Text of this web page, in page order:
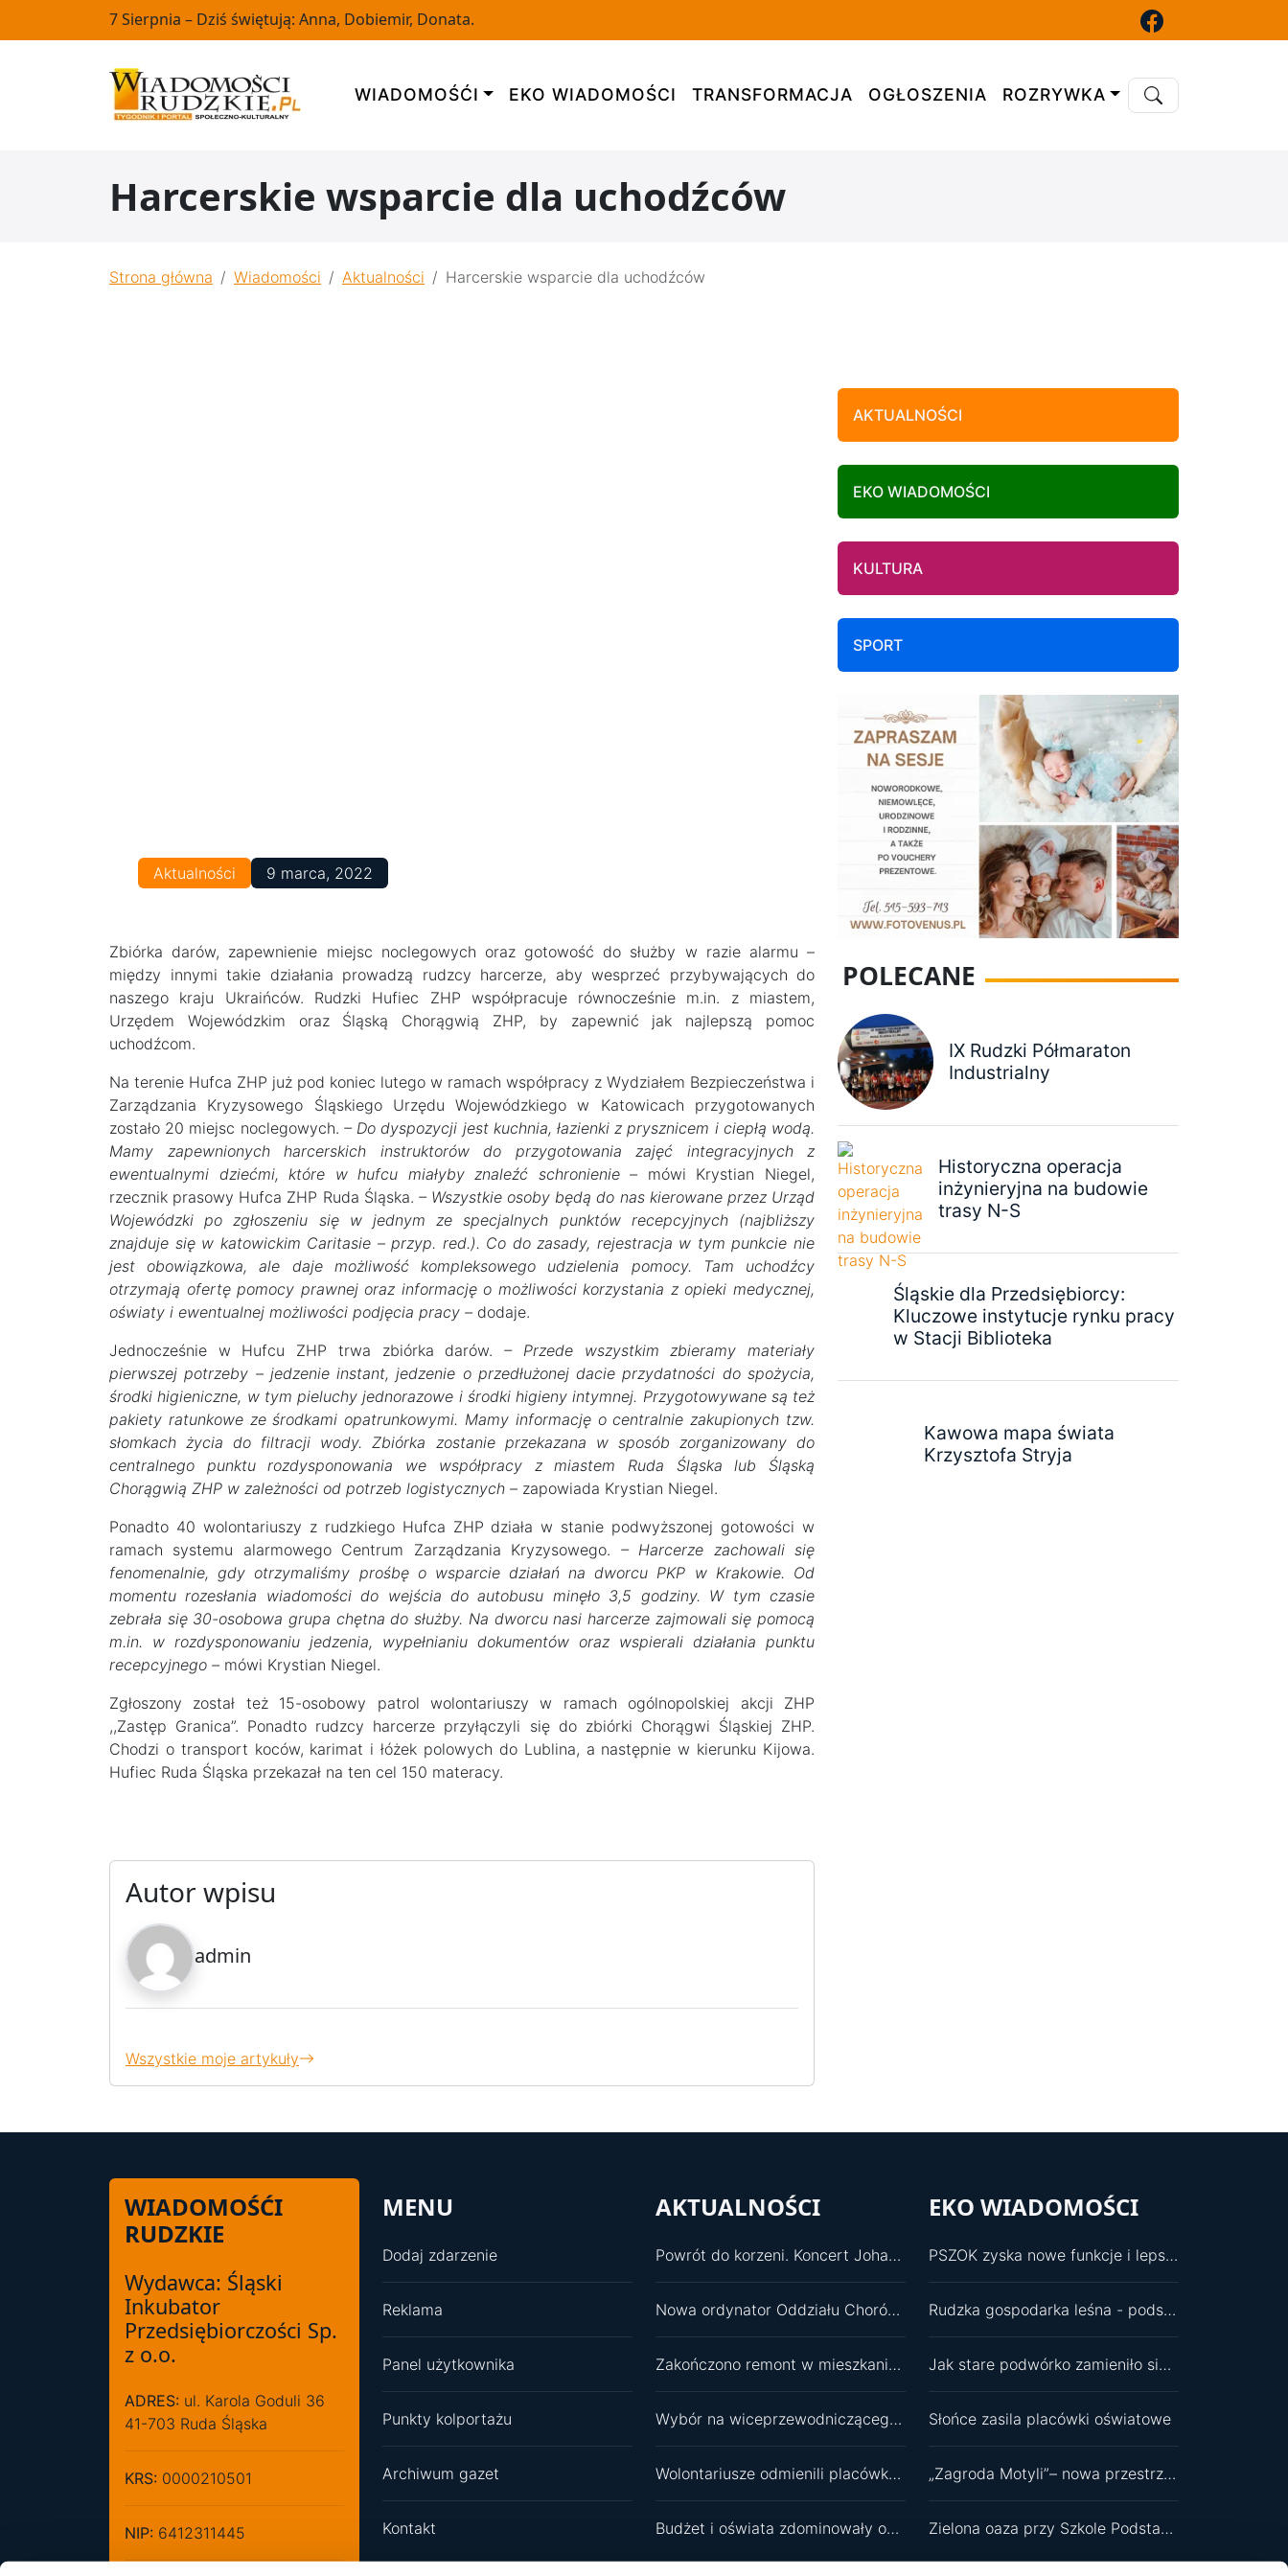
7 Sierpnia – Dziś świętują: Anna, Dobiemir, Donata.
WIADOMOŚĆI EKO WIADOMOŚCI TRANSFORMACJA OGŁOSZENIA ROZRYWKA
Harcerskie wsparcie dla uchodźców
Strona główna Wiadomości Aktualności Harcerskie wsparcie dla uchodźców
Aktualności 9 marca, 2022
Zbiórka darów, zapewnienie miejsc noclegowych oraz gotowość do służby w razie alarmu –
między innymi takie działania prowadzą rudzcy harcerze, aby wesprzeć przybywających do
naszego kraju Ukraińców. Rudzki Hufiec ZHP współpracuje równocześnie m.in. z miastem,
Urzędem Wojewódzkim oraz Śląską Chorągwią ZHP, by zapewnić jak najlepszą pomoc
uchodźcom.
Na terenie Hufca ZHP już pod koniec lutego w ramach współpracy z Wydziałem Bezpieczeństwa i
Zarządzania Kryzysowego Śląskiego Urzędu Wojewódzkiego w Katowicach przygotowanych
zostało 20 miejsc noclegowych. – Do dyspozycji jest kuchnia, łazienki z prysznicem i ciepłą wodą.
Mamy zapewnionych harcerskich instruktorów do przygotowania zajęć integracyjnych z
ewentualnymi dziećmi, które w hufcu miałyby znaleźć schronienie – mówi Krystian Niegel,
rzecznik prasowy Hufca ZHP Ruda Śląska. – Wszystkie osoby będą do nas kierowane przez Urząd
Wojewódzki po zgłoszeniu się w jednym ze specjalnych punktów recepcyjnych (najbliższy
znajduje się w katowickim Caritasie – przyp. red.). Co do zasady, rejestracja w tym punkcie nie
jest obowiązkowa, ale daje możliwość kompleksowego udzielenia pomocy. Tam uchodźcy
otrzymają ofertę pomocy prawnej oraz informację o możliwości korzystania z opieki medycznej,
oświaty i ewentualnej możliwości podjęcia pracy – dodaje.
Jednocześnie w Hufcu ZHP trwa zbiórka darów.– Przede wszystkim zbieramy materiały
pierwszej potrzeby – jedzenie instant, jedzenie o przedłużonej dacie przydatności do spożycia,
środki higieniczne, w tym pieluchy jednorazowe i środki higieny intymnej. Przygotowywane są też
pakiety ratunkowe ze środkami opatrunkowymi. Mamy informację o centralnie zakupionych tzw.
słomkach życia do filtracji wody. Zbiórka zostanie przekazana w sposób zorganizowany do
centralnego punktu rozdysponowania we współpracy z miastem Ruda Śląska lub Śląską
Chorągwią ZHP w zależności od potrzeb logistycznych – zapowiada Krystian Niegel.
Ponadto 40 wolontariuszy z rudzkiego Hufca ZHP działa w stanie podwyższonej gotowości w
ramach systemu alarmowego Centrum Zarządzania Kryzysowego. – Harcerze zachowali się
fenomenalnie, gdy otrzymaliśmy prośbę o wsparcie działań na dworcu PKP w Krakowie. Od
momentu rozesłania wiadomości do wejścia do autobusu minęło 3,5 godziny. W tym czasie
zebrała się 30-osobowa grupa chętna do służby. Na dworcu nasi harcerze zajmowali się pomocą
m.in. w rozdysponowaniu jedzenia, wypełnianiu dokumentów oraz wspierali działania punktu
recepcyjnego – mówi Krystian Niegel.
Zgłoszony został też 15-osobowy patrol wolontariuszy w ramach ogólnopolskiej akcji ZHP
,,Zastęp Granica”. Ponadto rudzcy harcerze przyłączyli się do zbiórki Chorągwi Śląskiej ZHP.
Chodzi o transport koców, karimat i łóżek polowych do Lublina, a następnie w kierunku Kijowa.
Hufiec Ruda Śląska przekazał na ten cel 150 materacy.
Autor wpisu
admin
Wszystkie moje artykuły
AKTUALNOŚCI
EKO WIADOMOŚCI
KULTURA
SPORT
POLECANE
IX Rudzki Półmaraton
Industrialny
Historyczna operacja
inżynieryjna na budowie
trasy N-S
Śląskie dla Przedsiębiorcy:
Kluczowe instytucje rynku pracy
w Stacji Biblioteka
Kawowa mapa świata
Krzysztofa Stryja
WIADOMOŚĆI
RUDZKIE
Wydawca: Śląski
Inkubator
Przedsiębiorczości Sp.
z o.o.
ADRES: ul. Karola Goduli 36
41-703 Ruda Śląska
KRS: 0000210501
NIP: 6412311445
MENU
Dodaj zdarzenie
Reklama
Panel użytkownika
Punkty kolportażu
Archiwum gazet
Kontakt
AKTUALNOŚCI
Powrót do korzeni. Koncert Johannesa Skudlika w kościele św. Pawła
Nowa ordynator Oddziału Chorób Wewnętrznych
Zakończono remont w mieszkaniu wspomaganym
Wybór na wiceprzewodniczącego RM był dla mnie zaskoczeniem
Wolontariusze odmienili placówkę dla najmłodszych
Budżet i oświata zdominowały obrady
EKO WIADOMOŚCI
PSZOK zyska nowe funkcje i lepszą infrastrukturę
Rudzka gospodarka leśna - podsumowania i plany
Jak stare podwórko zamieniło się w zielony ekosystem?
Słońce zasila placówki oświatowe
„Zagroda Motyli”– nowa przestrzeń edukacyjna przy SP 11
Zielona oaza przy Szkole Podstawowej nr 11